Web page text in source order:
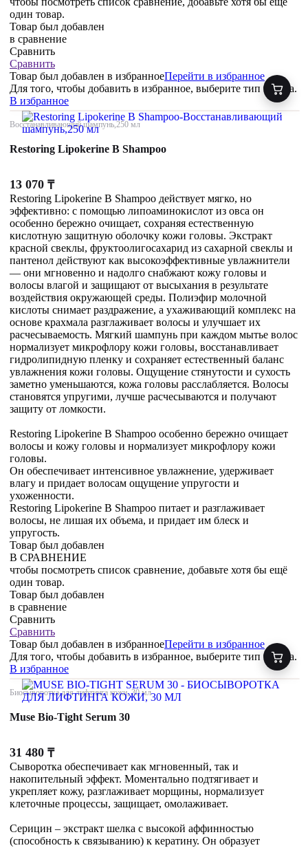
один товар.
Товар был добавлен
в сравнение
Сравнить
Сравнить
Товар был добавлен в избранноеПерейти в избранное
Для того, чтобы добавить в избранное, выберите тип товара.
В избранное
Восстанавливающий шампунь,250 мл
Restoring Lipokerine B Shampoo
13 070 ₸
Restoring Lipokerine B Shampoo действует мягко, но
эффективно: с помощью липоаминокислот из овса он
особенно бережно очищает, сохраняя естественную
кислотную защитную оболочку кожи головы. Экстракт
красной свеклы, фруктоолигосахарид из сахарной свеклы и
пантенол действуют как высокоэффективные увлажнители
— они мгновенно и надолго снабжают кожу головы и
волосы влагой и защищают от высыхания в результате
воздействия окружающей среды. Полиэфир молочной
кислоты снимает раздражение, а ухаживающий комплекс на
основе крахмала разглаживает волосы и улучшает их
расчесываемость. Мягкий шампунь при каждом мытье волос
нормализует микрофлору кожи головы, восстанавливает
гидролипидную пленку и сохраняет естественный баланс
увлажнения кожи головы. Ощущение стянутости и сухость
заметно уменьшаются, кожа головы расслабляется. Волосы
становятся упругими, лучше расчесываются и получают
защиту от ломкости.
Restoring Lipokerine B Shampoo особенно бережно очищает
волосы и кожу головы и нормализует микрофлору кожи
головы.
Он обеспечивает интенсивное увлажнение, удерживает
влагу и придает волосам ощущение упругости и
ухоженности.
Restoring Lipokerine B Shampoo питает и разглаживает
волосы, не лишая их объема, и придает им блеск и
упругость.
Товар был добавлен
В СРАВНЕНИЕ
чтобы посмотреть список сравнение, добавьте хотя бы ещё
один товар.
Товар был добавлен
в сравнение
Сравнить
Сравнить
Товар был добавлен в избранноеПерейти в избранное
Для того, чтобы добавить в избранное, выберите тип товара.
В избранное
Биосыворотка для лифтинга кожи, 30 мл
Muse Bio-Tight Serum 30
31 480 ₸
Сыворотка обеспечивает как мгновенный, так и
накопительный эффект. Моментально подтягивает и
укрепляет кожу, разглаживает морщины, нормализует
клеточные процессы, защищает, омолаживает.
Серицин – экстракт шелка с высокой аффинностью
(способность к связыванию) к кератину. Он образует